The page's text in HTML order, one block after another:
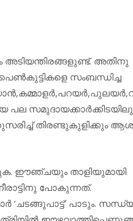
അതിനു
സംബന്ധിച്ച
തിരണ്ടുകുളിക്കും
ഈഞ്ചയും താളിയുമായി
പോകുന്നത്.
പാടും.